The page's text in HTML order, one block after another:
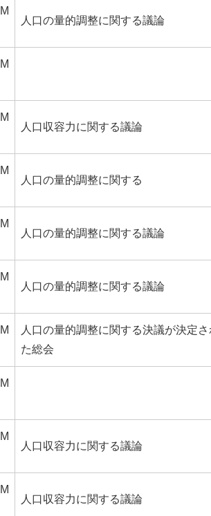
人口の量的調整に関する議論
人口収容力に関する議論
人口の量的調整に関する
人口の量的調整に関する議論
人口の量的調整に関する議論
人口の量的調整に関する決議が決定
た総会
人口収容力に関する議論
人口収容力に関する議論